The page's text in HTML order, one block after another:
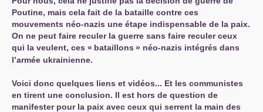
Poutine, mais cela fait de la bataille contre ces
mouvements néo-nazis une étape indispensable de la paix.
On ne peut faire reculer la guerre sans faire reculer ceux
qui la veulent, ces « bataillons » néo-nazis intégrés dans
l’armée ukrainienne.
Voici donc quelques liens et vidéos... Et les communistes
en tirent une conclusion. Il est hors de question de
manifester pour la paix avec ceux qui serrent la main des